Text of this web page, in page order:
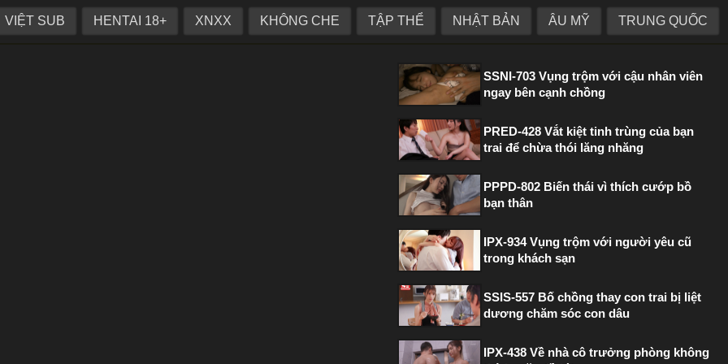
VIỆT SUB HENTAI 18+ XNXX KHÔNG CHE TẬP THỂ NHẬT BẢN ÂU MỸ TRUNG QUỐC
y tế PHIM HOT TRONG TUẦN
SSNI-703 Vụng trộm với cậu nhân viên
ngay bên cạnh chồng
PRED-428 Vắt kiệt tinh trùng của bạn
trai để chừa thói lăng nhăng
PPPD-802 Biến thái vì thích cướp bồ
bạn thân
IPX-934 Vụng trộm với người yêu cũ
trong khách sạn
SSIS-557 Bố chồng thay con trai bị liệt
dương chăm sóc con dâu
IPX-438 Về nhà cô trưởng phòng không